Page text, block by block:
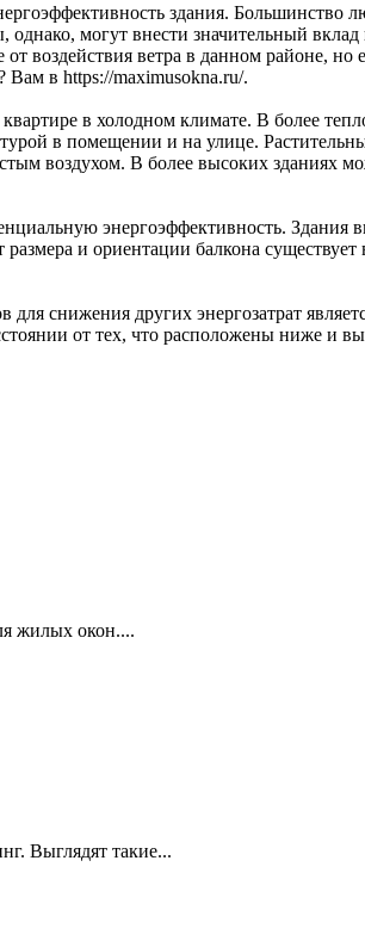
здания.
могут внести значительный
воздействия ветра в данном районе, но
Вам в https://maximusokna.ru/.
в холодном климате. В более
в помещении и на улице.
воздухом. В более высоких зданиях
энергоэффективность. Здания
и ориентации балкона
снижения других энергозатрат
от тех, что расположены ниже и
жилых окон....
Выглядят такие...